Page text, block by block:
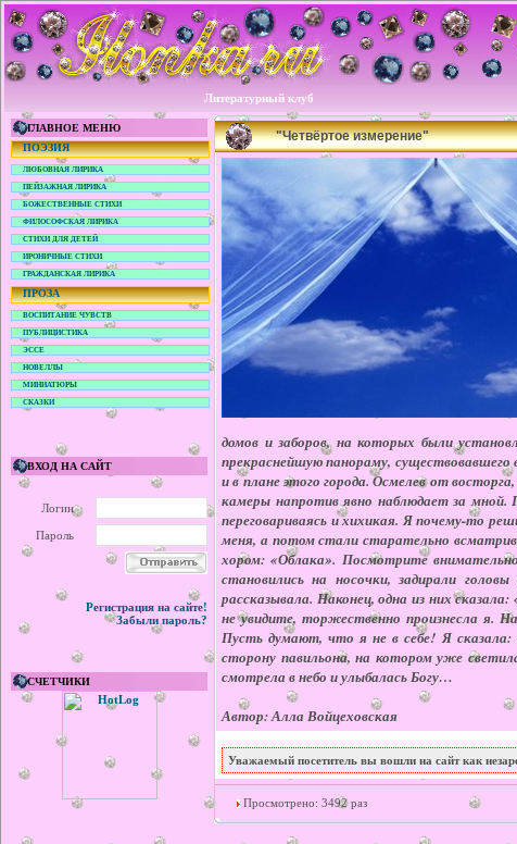
Литературный клуб
ГЛАВНОЕ МЕНЮ
ПОЭЗИЯ
ЛЮБОВНАЯ ЛИРИКА
ПЕЙЗАЖНАЯ ЛИРИКА
БОЖЕСТВЕННЫЕ СТИХИ
ФИЛОСОФСКАЯ ЛИРИКА
СТИХИ ДЛЯ ДЕТЕЙ
ИРОНИЧНЫЕ СТИХИ
ГРАЖДАНСКАЯ ЛИРИКА
ПРОЗА
ВОСПИТАНИЕ ЧУВСТВ
ПУБЛИЦИСТИКА
ЭССЕ
НОВЕЛЛЫ
МИНИАТЮРЫ
СКАЗКИ
ВХОД НА САЙТ
Логин
Пароль
Регистрация на сайте!
Забыли пароль?
СЧЕТЧИКИ
"Четвёртое измерение"
домов и заборов, на которых были
прекраснейшую панораму, существовавшего
и в плане этого города. Осмелев от
камеры напротив явно наблюдает за
переговариваясь и хихикая. Я почему-то
меня, а потом стали старательно
хором: «Облака». Посмотрите
становились на носочки, задирали
рассказывала. Наконец, одна из них
не увидите, торжественно произнесла я.
Пусть думают, что я не в себе! Я
сторону павильона, на котором уже
смотрела в небо и улыбалась Богу…
Автор: Алла Войцеховская
Уважаемый посетитель вы вошли на сайт как
Просмотрено: 3492 раз